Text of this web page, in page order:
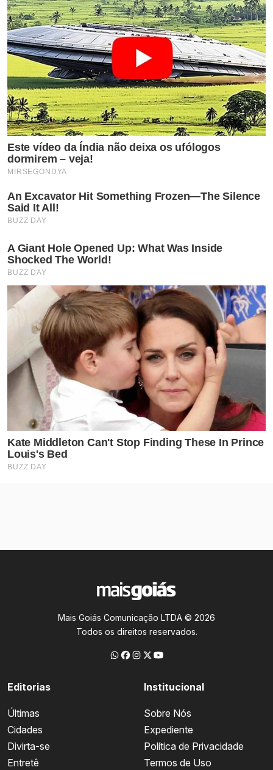
Mais Goiás Comunicação LTDA © 2026
Todos os direitos reservados.
Editorias
Últimas
Cidades
Divirta-se
Entretê
Institucional
Sobre Nós
Expediente
Política de Privacidade
Termos de Uso